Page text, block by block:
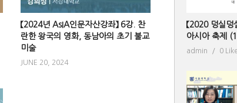
【2024년 AsIA인문자산강좌】 6강. 찬
란한 왕국의 영화, 동남아의 초기 불교
미술
JUNE 20, 2024
【2020 덩실
아시아 축제
admin 0